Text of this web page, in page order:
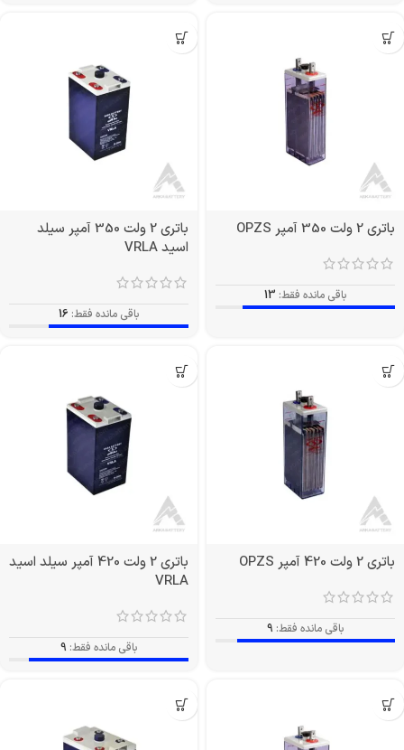
باتری 2 ولت 350 آمپر OPZS
باقی مانده فقط: 13
باتری 2 ولت 350 آمپر سیلد
اسید VRLA
باقی مانده فقط: 16
باتری 2 ولت 420 آمپر OPZS
باقی مانده فقط: 9
باتری 2 ولت 420 آمپر سیلد اسید
VRLA
باقی مانده فقط: 9